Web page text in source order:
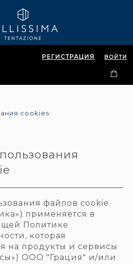
РЕГИСТРАЦИЯ ВОЙТИ
cookies
файлов cookie
применяется в
Политике
которая
на продукты и сервисы
ООО "Грация" и/или